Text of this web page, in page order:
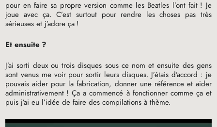
pour en faire sa propre version comme les Beatles l’ont fait ! Je
joue avec ça. C’est surtout pour rendre les choses pas très
sérieuses et j’adore ça !
Et ensuite ?
J’ai sorti deux ou trois disques sous ce nom et ensuite des gens
sont venus me voir pour sortir leurs disques. J’étais d’accord : je
pouvais aider pour la fabrication, donner une référence et aider
administrativement ! Ça a commencé à fonctionner comme ça et
puis j’ai eu l’idée de faire des compilations à thème.